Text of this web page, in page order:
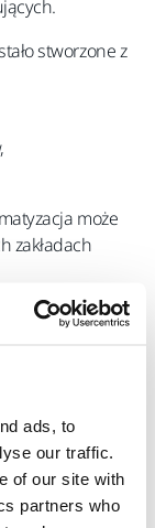
ads, to
our traffic.
of our site with
partners who
stworzone z
może
zakładach